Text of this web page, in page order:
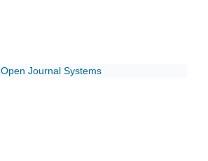
Open Journal Systems